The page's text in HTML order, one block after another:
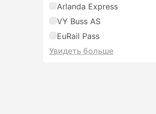
Arlanda Express
VY Buss AS
EuRail Pass
Увидеть больше